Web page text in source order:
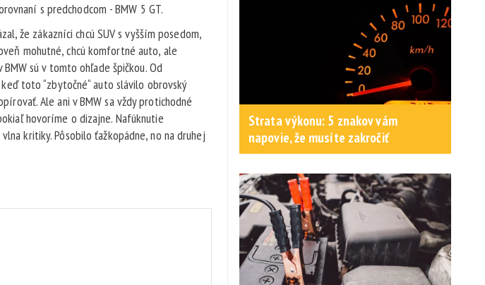
s predchodcom - BMW 5 GT.
že zákazníci chcú SUV s vyšším posedom,
mohutné, chcú komfortné auto, ale
sú v tomto ohľade špičkou. Od
toto “zbytočné“ auto slávilo obrovský
Ale ani v BMW sa vždy protichodné
hovoríme o dizajne. Nafúknutie
kritiky. Pôsobilo ťažkopádne, no na druhej
Strata výkonu: 5 znakov vám
napovie, že musíte zakročiť